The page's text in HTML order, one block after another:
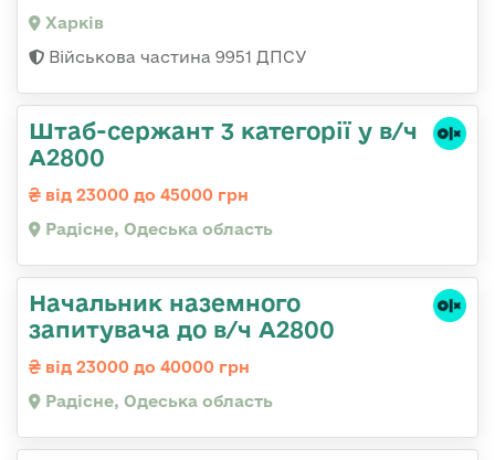
Харків
Військова частина 9951 ДПСУ
Штаб-сержант 3 категорії у в/ч
А2800
від 23000 до 45000 грн
Радісне, Одеська область
Начальник наземного
запитувача до в/ч А2800
від 23000 до 40000 грн
Радісне, Одеська область